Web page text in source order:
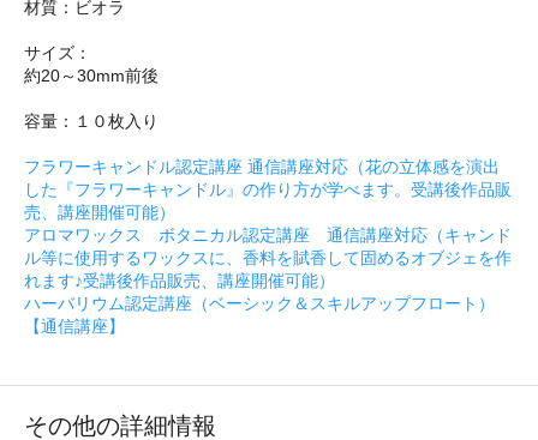
材質：ビオラ
サイズ：
約20～30mm前後
容量：１０枚入り
フラワーキャンドル認定講座 通信講座対応（花の立体感を演出
した『フラワーキャンドル』の作り方が学べます。受講後作品販
売、講座開催可能）
アロマワックス ボタニカル認定講座 通信講座対応（キャンド
ル等に使用するワックスに、香料を賦香して固めるオブジェを作
れます♪受講後作品販売、講座開催可能）
ハーバリウム認定講座（ベーシック＆スキルアップフロート）
【通信講座】
その他の詳細情報